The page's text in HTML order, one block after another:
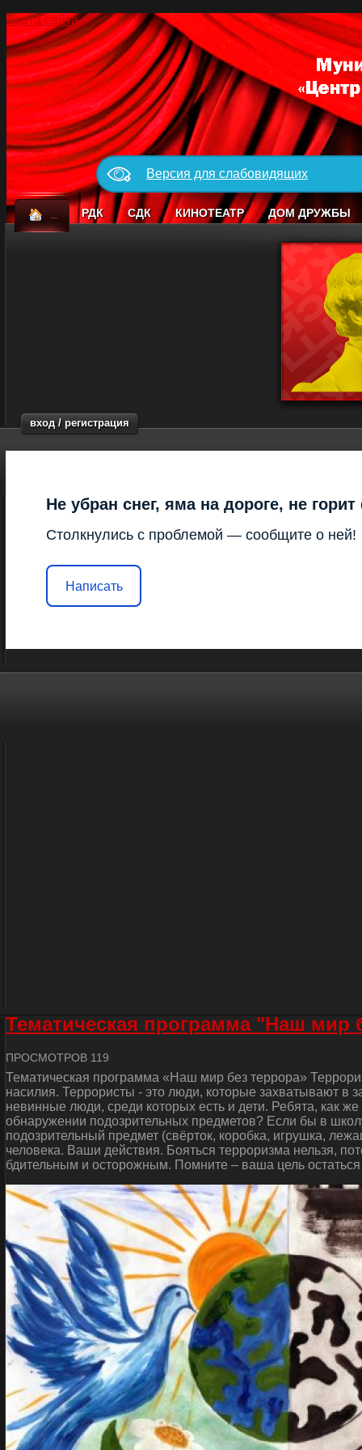
Карта сайта
Версия для слабовидящих
РДК СДК КИНОТЕАТР ДОМ ДРУЖБЫ
вход / регистрация
Не убран снег, яма на дороге, не
Столкнулись с проблемой — сообщите о ней!
Написать
Тематическая программа "Наш мир
ПРОСМОТРОВ 119
Тематическая программа «Наш мир без террора»
насилия. Террористы - это люди, которые захватывают в
невинные люди, среди которых есть и дети. Ребята, как
обнаружении подозрительных предметов? Если бы в
подозрительный предмет (свёрток, коробка, игрушка,
человека. Ваши действия. Бояться терроризма нельзя,
бдительным и осторожным. Помните – ваша цель